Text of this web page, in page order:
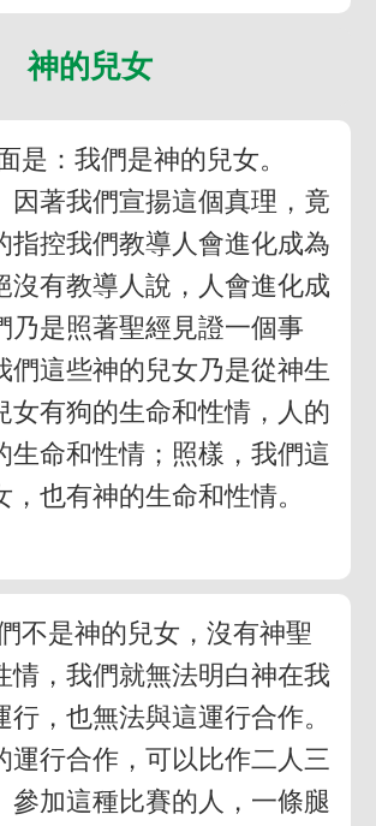
神的兒女
是：我們是神的兒女。
因著我們宣揚這個真理，竟
指控我們教導人會進化成為
沒有教導人說，人會進化成
乃是照著聖經見證一個事
們這些神的兒女乃是從神生
女有狗的生命和性情，人的
生命和性情；照樣，我們這
，也有神的生命和性情。
不是神的兒女，沒有神聖
情，我們就無法明白神在我
行，也無法與這運行合作。
運行合作，可以比作二人三
參加這種比賽的人，一條腿